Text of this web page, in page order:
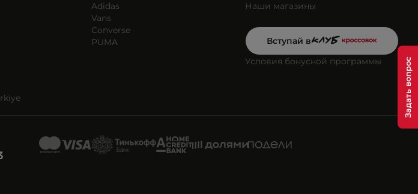
Adidas
Vans
Converse
PUMA
Наши магазины
Вступай в
Условия бонусной программы